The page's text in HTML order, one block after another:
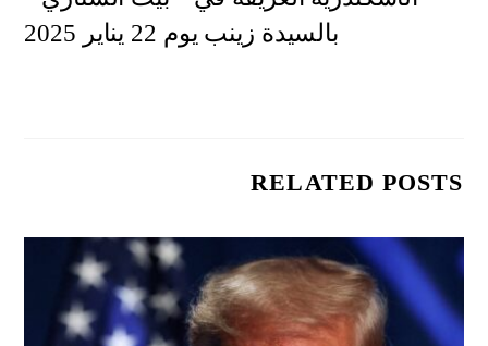
بالسيدة زينب يوم 22 يناير 2025
RELATED POSTS